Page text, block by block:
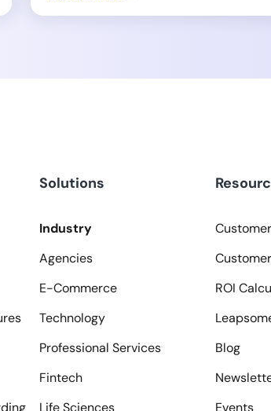
Solutions
Industry
Agencies
E-Commerce
Technology
Professional Services
Fintech
Life Sciences
ROI
Blog
Events